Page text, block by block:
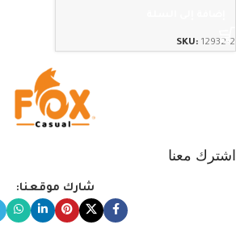
SKU: 12932-2
اشترك معنا
شارك موقعنا: